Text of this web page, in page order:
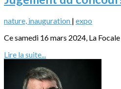
nature, inauguration | expo
Ce samedi 16 mars 2024, La
Lire la suite...